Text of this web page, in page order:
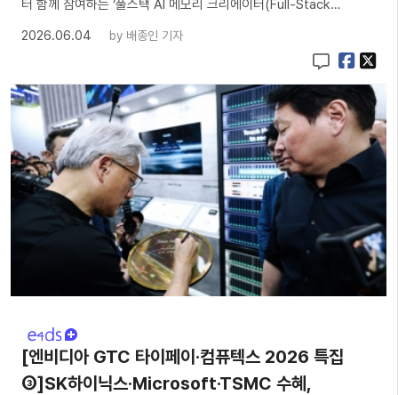
터 함께 참여하는 ‘풀스택 AI 메모리 크리에이터(Full-Stack…
2026.06.04
by 배종인 기자
[엔비디아 GTC 타이페이·컴퓨텍스 2026 특집
③]SK하이닉스·Microsoft·TSMC 수혜,